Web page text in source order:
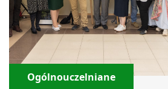
Ogólnouczelniane